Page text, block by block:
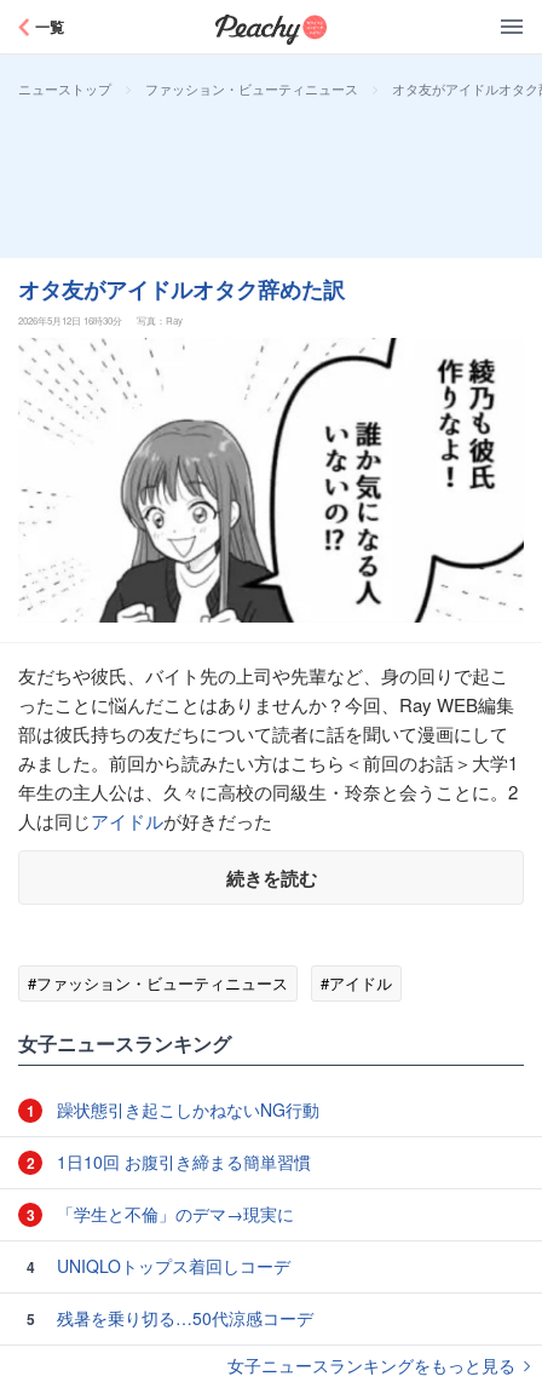
一覧
ニューストップ > ファッション・ビューティニュース > オタ友がアイドルオタ
オタ友がアイドルオタク辞めた訳
2026年5月12日 16時30分 写真：Ray
友だちや彼氏、バイト先の上司や先輩など、身の回りで起こ
ったことに悩んだことはありませんか？今回、Ray WEB編集
部は彼氏持ちの友だちについて読者に話を聞いて漫画にして
みました。前回から読みたい方はこちら＜前回のお話＞大学1
年生の主人公は、久々に高校の同級生・玲奈と会うことに。2
人は同じアイドルが好きだった
続きを読む
#ファッション・ビューティニュース #アイドル
女子ニュースランキング
1 躁状態引き起こしかねないNG行動
2 1日10回 お腹引き締まる簡単習慣
3 「学生と不倫」のデマ→現実に
4 UNIQLOトップス着回しコーデ
5
残暑を乗り切る…50代涼感コーデ
女子ニュースランキングをもっと見る